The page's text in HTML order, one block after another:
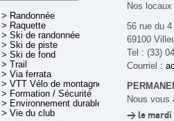
> Randonnée
> Raquette
> Ski de randonnée
> Ski de piste
> Ski de fond
> Trail
> Via ferrata
> VTT Vélo de montagne
> Formation / Sécurité
> Environnement durable
> Vie du club
Nos
56 rue du
69100
Tel : (33)
Courriel :
Nous vous
> le mardi